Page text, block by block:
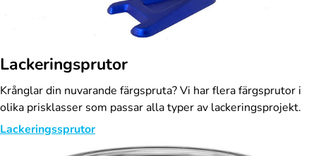
Lackeringsprutor
Krånglar din nuvarande färgspruta? Vi har flera färgsprutor i
olika prisklasser som passar alla typer av lackeringsprojekt.
Lackeringssprutor